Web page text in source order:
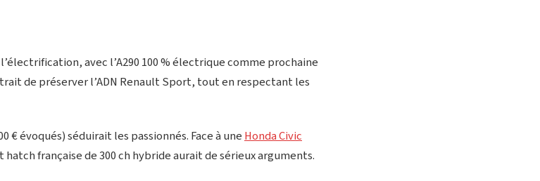
avec l’A290 100 % électrique comme prochaine
de préserver l’ADN Renault Sport, tout en respectant les
€ évoqués) séduirait les passionnés. Face à uneHonda Civic
hatch française de 300 ch hybride aurait de sérieux arguments.